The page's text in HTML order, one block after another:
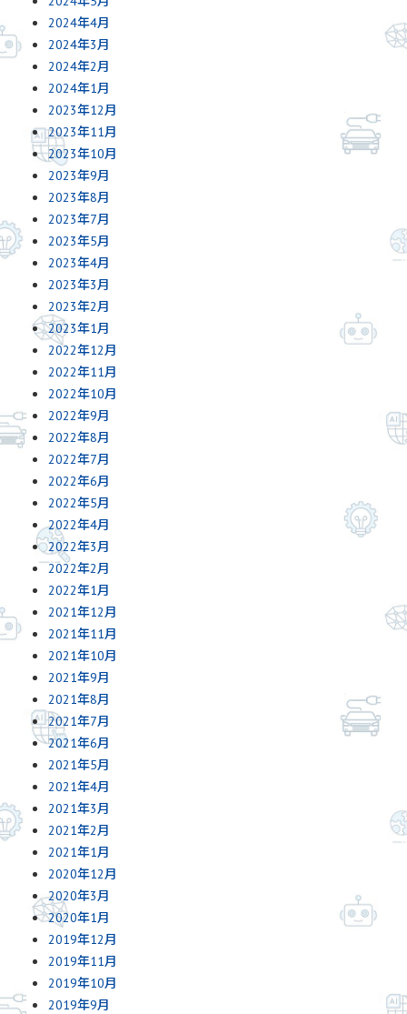
2024年4月
2024年3月
2024年2月
2024年1月
2023年12月
2023年11月
2023年10月
2023年9月
2023年8月
2023年7月
2023年5月
2023年4月
2023年3月
2023年2月
2023年1月
2022年12月
2022年11月
2022年10月
2022年9月
2022年8月
2022年7月
2022年6月
2022年5月
2022年4月
2022年3月
2022年2月
2022年1月
2021年12月
2021年11月
2021年10月
2021年9月
2021年8月
2021年7月
2021年6月
2021年5月
2021年4月
2021年3月
2021年2月
2021年1月
2020年12月
2020年3月
2020年1月
2019年12月
2019年11月
2019年10月
2019年9月